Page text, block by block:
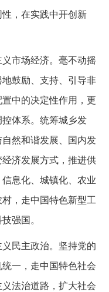
，在实践中开创新
市场经济。毫不动摇
鼓励、支持、引导非
中的决定性作用，更
体系。统筹城乡发
然和谐发展、国内发
济发展方式，推进供
息化、城镇化、农业
，走中国特色新型工
强国。
民主政治。坚持党的
一，走中国特色社会
法治道路，扩大社会